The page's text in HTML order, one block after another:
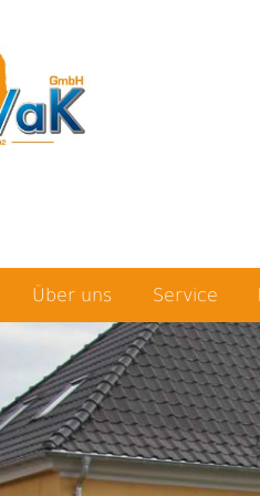
Über uns Service